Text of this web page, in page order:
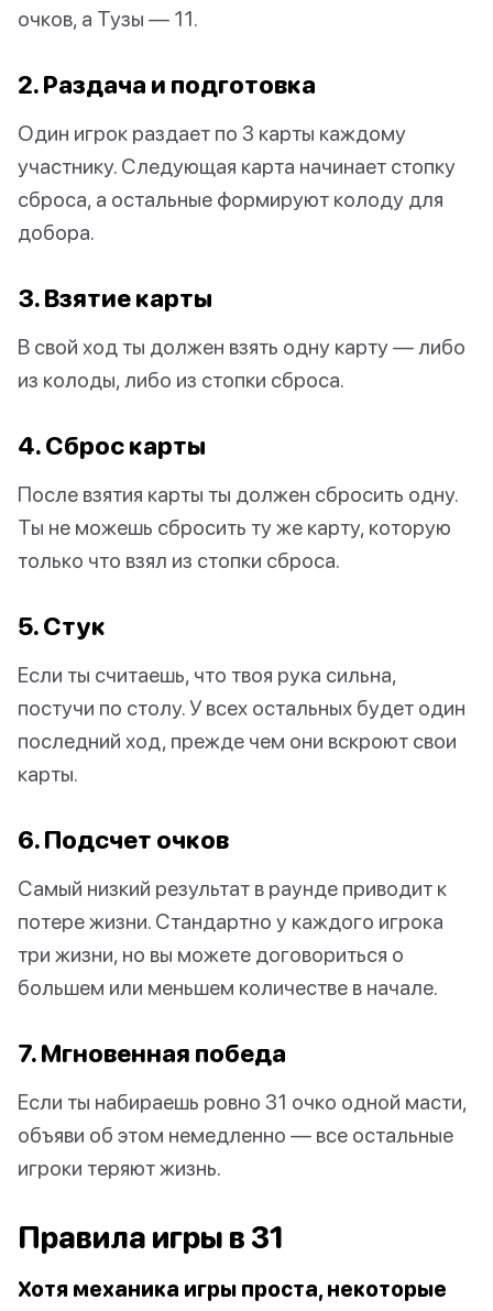
очков, а Тузы — 11.
2. Раздача и подготовка
Один игрок раздает по 3 карты каждому
участнику. Следующая карта начинает стопку
сброса, а остальные формируют колоду для
добора.
3. Взятие карты
В свой ход ты должен взять одну карту — либо
из колоды, либо из стопки сброса.
4. Сброс карты
После взятия карты ты должен сбросить одну.
Ты не можешь сбросить ту же карту, которую
только что взял из стопки сброса.
5. Стук
Если ты считаешь, что твоя рука сильна,
постучи по столу. У всех остальных будет один
последний ход, прежде чем они вскроют свои
карты.
6. Подсчет очков
Самый низкий результат в раунде приводит к
потере жизни. Стандартно у каждого игрока
три жизни, но вы можете договориться о
большем или меньшем количестве в начале.
7. Мгновенная победа
Если ты набираешь ровно 31 очко одной масти,
объяви об этом немедленно — все остальные
игроки теряют жизнь.
Правила игры в 31
Хотя механика игры проста, некоторые